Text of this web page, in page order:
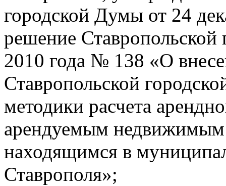
городской Думы от 24
решение
2010 года № 138 «О
Ставропольской
методики расчета
арендуемым
находящимся в
Ставрополя»;